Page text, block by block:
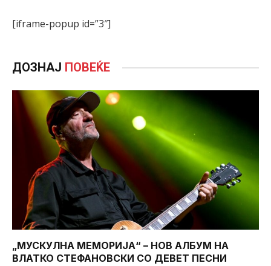
[iframe-popup id=”3″]
ДОЗНАЈ ПОВЕЌЕ
„МУСКУЛНА МЕМОРИЈА“ – НОВ АЛБУМ НА
ВЛАТКО СТЕФАНОВСКИ СО ДЕВЕТ ПЕСНИ